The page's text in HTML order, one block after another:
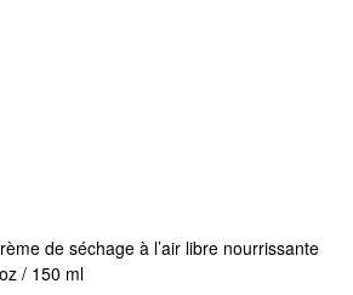
de séchage à l’air libre nourrissante
/ 150 ml